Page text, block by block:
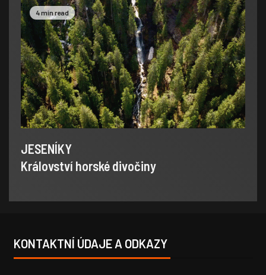
4 min read
JESENÍKY
Království horské divočiny
KONTAKTNÍ ÚDAJE A ODKAZY